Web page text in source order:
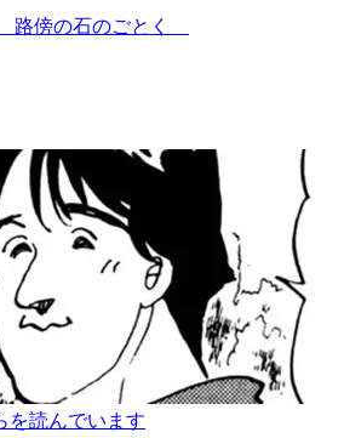
路傍の石のごとく
を読んでいます